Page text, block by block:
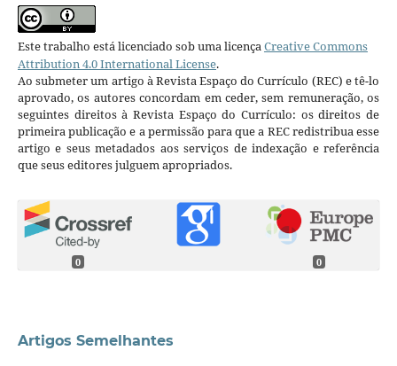
Este trabalho está licenciado sob uma licençaCreative Commons
Attribution 4.0 International License.
Ao submeter um artigo à Revista Espaço do Currículo (REC) e tê-lo
aprovado, os autores concordam em ceder, sem remuneração, os
seguintes direitos à Revista Espaço do Currículo: os direitos de
primeira publicação e a permissão para que a REC redistribua esse
artigo e seus metadados aos serviços de indexação e referência
que seus editores julguem apropriados.
0 0
Artigos Semelhantes